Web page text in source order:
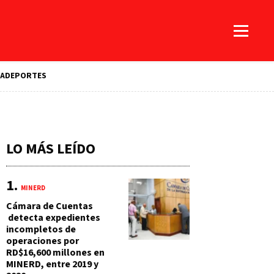
DEPORTES
LO MÁS LEÍDO
MINERD
Cámara de Cuentas
detecta expedientes
incompletos de
operaciones por
RD$16,600 millones en
MINERD, entre 2019 y